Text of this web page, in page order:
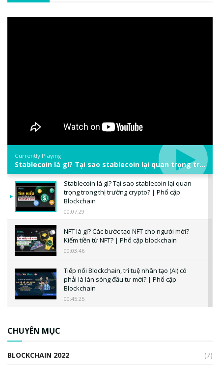
Currently Playing
Stablecoin là gì? Tại sao stablecoin lại quan trọng trong thị trường crypto? | Phổ cập Blockchain
Stablecoin là gì? Tại sao stablecoin lại quan
trọng trong thị trường crypto? | Phổ cập
Blockchain
00:07:29
NFT là gì? Các bước tạo NFT cho người mới?
Kiếm tiền từ NFT? | Phổ cập blockchain
00:03:46
Tiếp nối Blockchain, trí tuệ nhân tạo (AI) có
phải là làn sóng đầu tư mới? | Phổ cập
Blockchain
00:45:25
CHUYÊN MỤC
BLOCKCHAIN 2022
(7)